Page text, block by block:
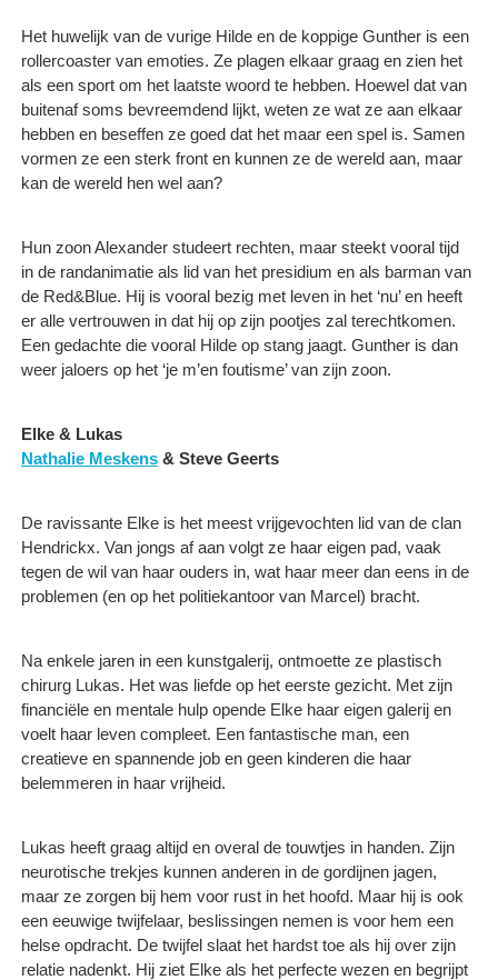
Het huwelijk van de vurige Hilde en de koppige Gunther is een
rollercoaster van emoties. Ze plagen elkaar graag en zien het
als een sport om het laatste woord te hebben. Hoewel dat van
buitenaf soms bevreemdend lijkt, weten ze wat ze aan elkaar
hebben en beseffen ze goed dat het maar een spel is. Samen
vormen ze een sterk front en kunnen ze de wereld aan, maar
kan de wereld hen wel aan?
Hun zoon Alexander studeert rechten, maar steekt vooral tijd
in de randanimatie als lid van het presidium en als barman van
de Red&Blue. Hij is vooral bezig met leven in het ‘nu’ en heeft
er alle vertrouwen in dat hij op zijn pootjes zal terechtkomen.
Een gedachte die vooral Hilde op stang jaagt. Gunther is dan
weer jaloers op het ‘je m’en foutisme’ van zijn zoon.
Elke & Lukas
Nathalie Meskens & Steve Geerts
De ravissante Elke is het meest vrijgevochten lid van de clan
Hendrickx. Van jongs af aan volgt ze haar eigen pad, vaak
tegen de wil van haar ouders in, wat haar meer dan eens in de
problemen (en op het politiekantoor van Marcel) bracht.
Na enkele jaren in een kunstgalerij, ontmoette ze plastisch
chirurg Lukas. Het was liefde op het eerste gezicht. Met zijn
financiële en mentale hulp opende Elke haar eigen galerij en
voelt haar leven compleet. Een fantastische man, een
creatieve en spannende job en geen kinderen die haar
belemmeren in haar vrijheid.
Lukas heeft graag altijd en overal de touwtjes in handen. Zijn
neurotische trekjes kunnen anderen in de gordijnen jagen,
maar ze zorgen bij hem voor rust in het hoofd. Maar hij is ook
een eeuwige twijfelaar, beslissingen nemen is voor hem een
helse opdracht. De twijfel slaat het hardst toe als hij over zijn
relatie nadenkt. Hij ziet Elke als het perfecte wezen en begrijpt